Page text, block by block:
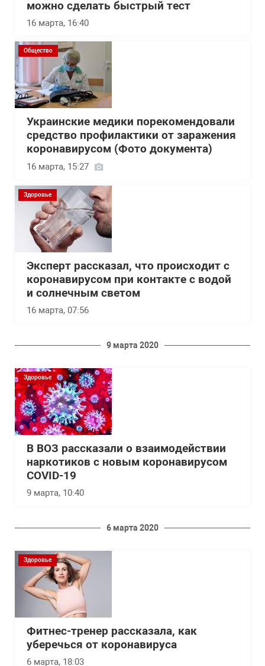
можно сделать быстрый тест
16 марта, 16:40
Общество
Украинские медики порекомендовали
средство профилактики от заражения
коронавирусом (Фото документа)
16 марта, 15:27
Здоровье
Эксперт рассказал, что происходит с
коронавирусом при контакте с водой
и солнечным светом
16 марта, 07:56
9 марта 2020
Здоровье
В ВОЗ рассказали о взаимодействии
наркотиков с новым коронавирусом
COVID-19
9 марта, 10:40
6 марта 2020
Здоровье
Фитнес-тренер рассказала, как
уберечься от коронавируса
6 марта, 18:03